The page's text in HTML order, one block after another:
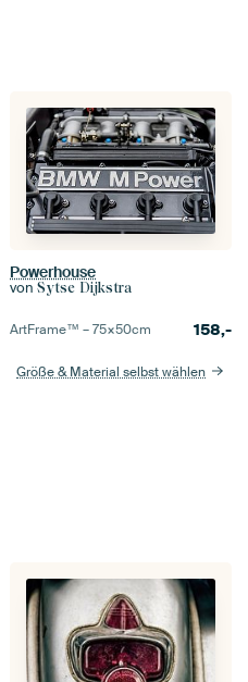
Powerhouse
von Sytse Dijkstra
ArtFrame™ –75×50cm 158,-
Größe & Material selbst wählen